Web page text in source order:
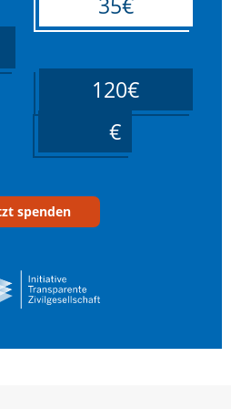
120€
spenden